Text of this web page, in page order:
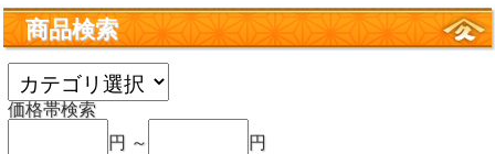
商品検索
価格帯検索
円 ～
円